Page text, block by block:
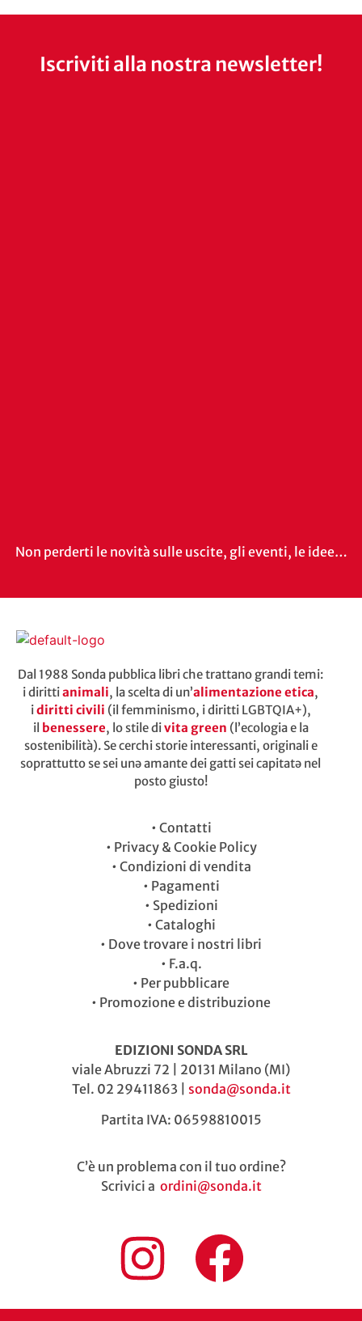
Iscriviti alla nostra newsletter!
Non perderti le novità sulle uscite, gli eventi, le idee…
Dal 1988 Sonda pubblica libri che trattano grandi temi:
i dirittianimali, la scelta di un’alimentazione etica,
idiritti civili (il femminismo, i diritti LGBTQIA+),
il benessere, lo stile divita green (l’ecologia e la
sostenibilità). Se cerchi storie interessanti, originali e
soprattutto se sei unə amante dei gatti sei capitatə nel
posto giusto!
• Contatti
• Privacy & Cookie Policy
• Condizioni di vendita
• Pagamenti
• Spedizioni
• Cataloghi
• Dove trovare i nostri libri
• F.a.q.
• Per pubblicare
• Promozione e distribuzione
EDIZIONI SONDA SRL
viale Abruzzi 72 | 20131 Milano (MI)
Tel. 02 29411863 | sonda@sonda.it
Partita IVA: 06598810015
C’è un problema con il tuo ordine?
Scrivici a ordini@sonda.it